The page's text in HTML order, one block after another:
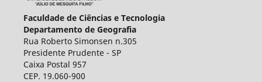
Faculdade de Ciências e Tecnologia
Departamento de Geografia
Rua Roberto Simonsen n.305
Presidente Prudente - SP
Caixa Postal 957
CEP. 19.060-900